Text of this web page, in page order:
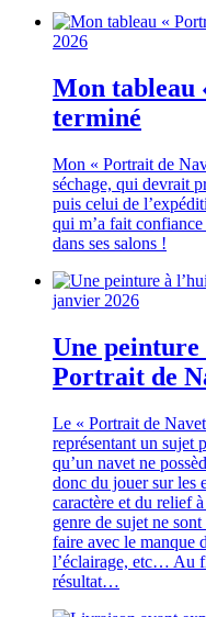
2026
Mon tableau
terminé
Mon « Portrait de
séchage, qui devrait
puis celui de
qui m’a fait
dans ses salons !
janvier 2026
Une peinture
Portrait de
Le « Portrait de
représentant un sujet
qu’un navet ne
donc du jouer sur les
caractère et du relief
genre de sujet ne
faire avec le manque
l’éclairage, etc… Au
résultat…